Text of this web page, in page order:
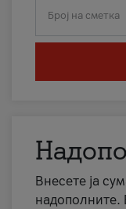
Број на сметка
Внесете ја
надополните.